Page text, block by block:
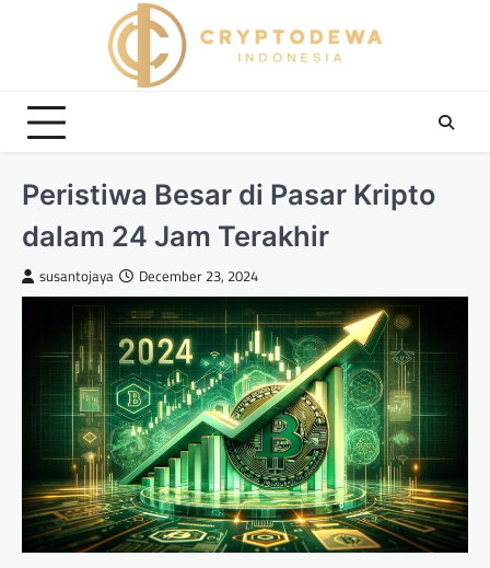
Peristiwa Besar di Pasar Kripto
dalam 24 Jam Terakhir
susantojaya December 23, 2024